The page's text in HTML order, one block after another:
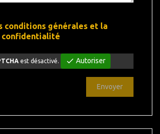
conditions générales et la
est désactivé. check Autoriser